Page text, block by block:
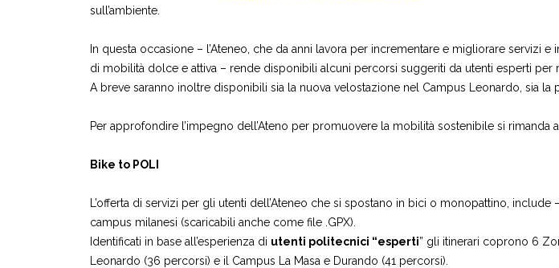
sull’ambiente.
In questa occasione – l’Ateneo, che da anni lavora per incrementare e migliorare servizi
di mobilità dolce e attiva – rende disponibili alcuni percorsi suggeriti da utenti esperti per
A breve saranno inoltre disponibili sia la nuova velostazione nel Campus Leonardo, sia la
Per approfondire l’impegno dell’Ateno per promuovere la mobilità sostenibile si rimanda al
Bike to POLI
L’offerta di servizi per gli utenti dell’Ateneo che si spostano in bici o monopattino, include
campus milanesi (scaricabili anche come file .GPX).
Identificati in base all’esperienza di utenti politecnici “esperti” gli itinerari coprono 6
Leonardo (36 percorsi) e il Campus La Masa e Durando (41 percorsi).